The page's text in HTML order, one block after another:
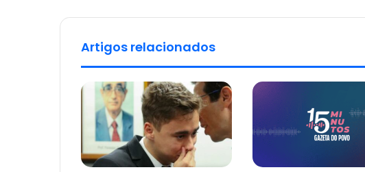
Artigos relacionados